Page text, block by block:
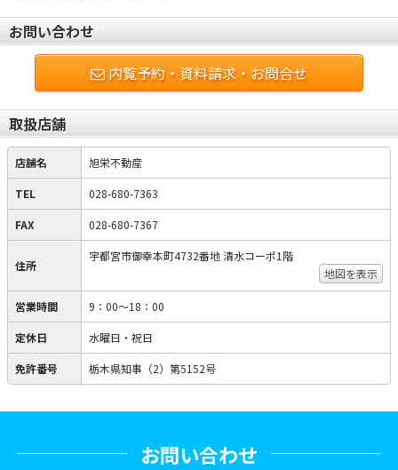
お問い合わせ
内覧予約・資料請求・お問合せ
取扱店舗
店舗名 旭栄不動産
TEL 028-680-7363
FAX 028-680-7367
住所
宇都宮市御幸本町4732番地 清水コーポ1階
地図を表示
営業時間 9：00～18：00
定休日 水曜日・祝日
免許番号 栃木県知事（2）第5152号
お問い合わせ